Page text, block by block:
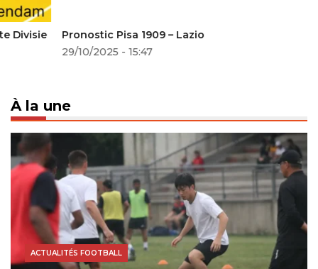
Pronostic Pisa 1909 – Lazio
29/10/2025 - 15:47
À la une
ACTUALITÉS FOOTBALL